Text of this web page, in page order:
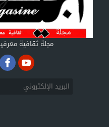
مجلة ثقافية